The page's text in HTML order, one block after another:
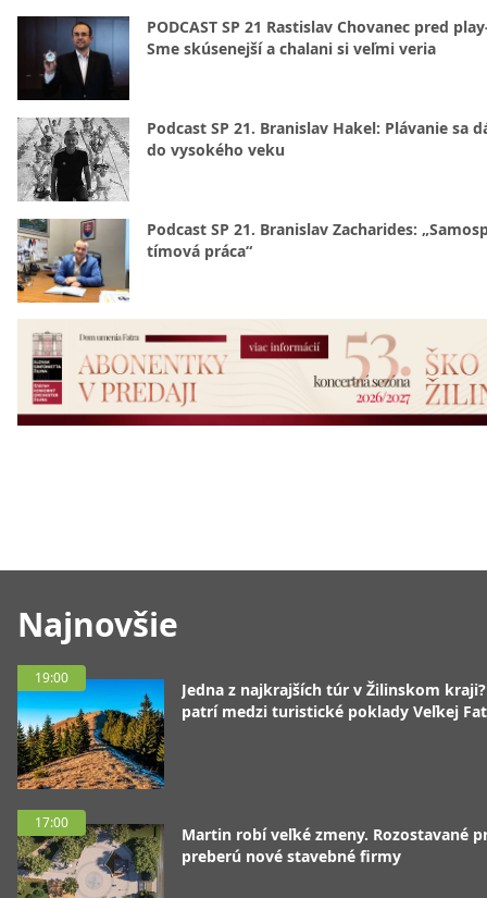
Najnovšie
19:00
Jedna z najkrajších túr v Žilinskom
patrí medzi turistické poklady Veľkej
17:00
Martin robí veľké zmeny. Rozostavané
preberú nové stavebné firmy
PODCAST SP 21 Rastislav Chovanec pred
Sme skúsenejší a chalani si veľmi veria
Podcast SP 21. Branislav Hakel: Plávanie sa
do vysokého veku
Podcast SP 21. Branislav Zacharides:
tímová práca“